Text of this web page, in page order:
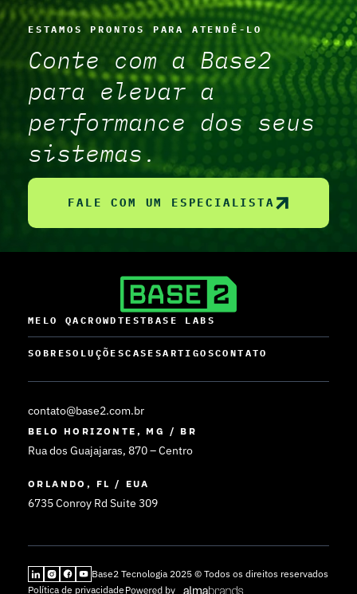
ESTAMOS PRONTOS PARA ATENDÊ-LO
Conte com a Base2
para elevar a
performance dos seus
sistemas.
FALE COM UM ESPECIALISTA
MELO QA CROWDTEST BASE LABS
SOBRESOLUÇÕESCASESARTIGOSCONTATO
contato@base2.com.br
BELO HORIZONTE, MG / BR
Rua dos Guajajaras, 870 – Centro
ORLANDO, FL / EUA
6735 Conroy Rd Suite 309
Base2 Tecnologia 2025 © Todos os direitos reservados
Política de privacidade